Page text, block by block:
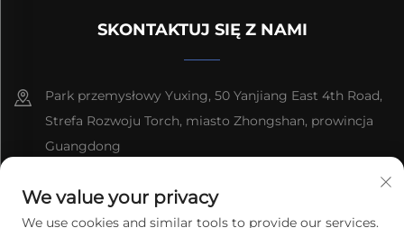
SKONTAKTUJ SIĘ Z NAMI
Park przemysłowy Yuxing, 50 Yanjiang East 4th Road,
Strefa Rozwoju Torch, miasto Zhongshan, prowincja
Guangdong
8613603092966
[email protected]
We value your privacy
We use cookies and similar tools to provide our services.